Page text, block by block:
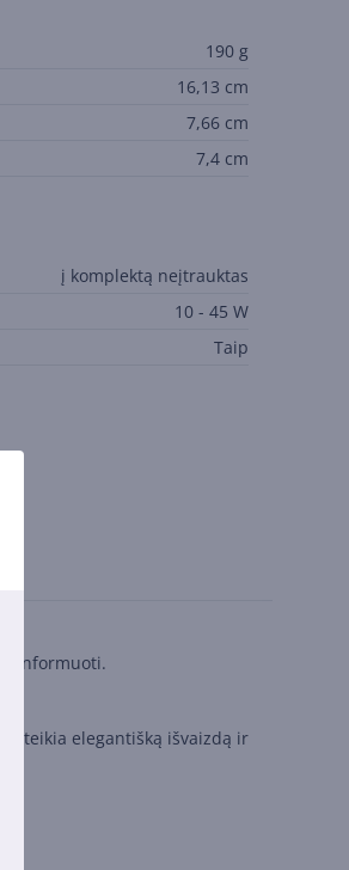
190 g
16,13 cm
7,66 cm
7,4 cm
į komplektą neįtrauktas
10 - 45 W
Taip
informuoti.
elegantišką išvaizdą ir